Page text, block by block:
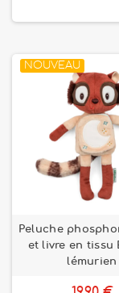
NOUVEAU
Peluche
et livre en tissu
lémurien